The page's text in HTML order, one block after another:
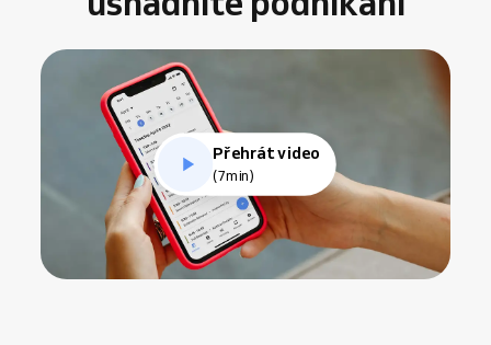
Přehrát video
(7min)